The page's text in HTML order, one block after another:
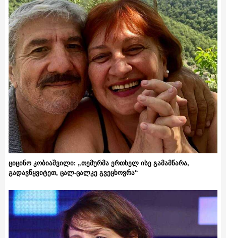
ციცინო კობიაშვილი: „თემურმა ერთხელ ისე გამამწარა,
გადავწყვიტეთ, ცალ-ცალკე გვეცხოვრა“